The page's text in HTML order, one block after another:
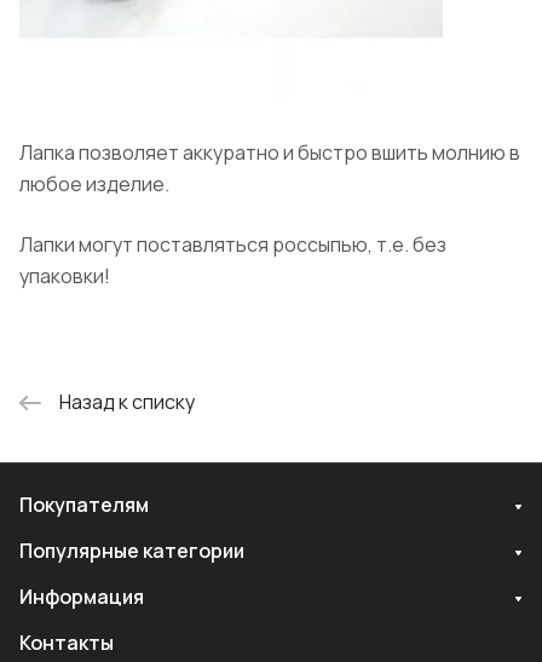
Лапка позволяет аккуратно и быстро вшить молнию в
любое изделие.
Лапки могут поставляться россыпью, т.е. без
упаковки!
Назад к списку
Покупателям
Популярные категории
Информация
Контакты